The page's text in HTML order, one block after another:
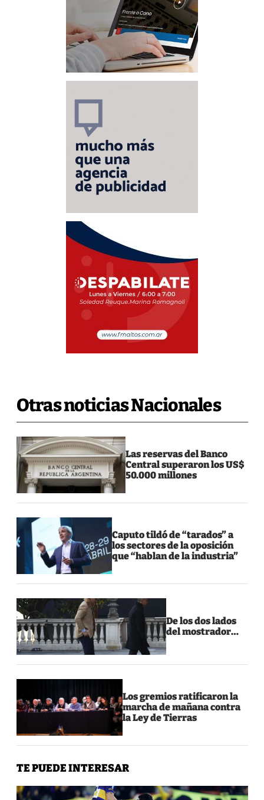
Otras noticias Nacionales
Las reservas del Banco
Central superaron los US$
50.000 millones
Caputo tildó de “tarados” a
los sectores de la oposición
que “hablan de la industria”
De los dos lados
del mostrador…
Los gremios ratificaron la
marcha de mañana contra
la Ley de Tierras
TE PUEDE INTERESAR